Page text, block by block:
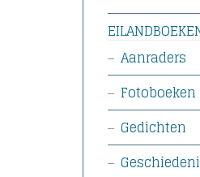
Aanraders
Fotoboeken
Gedichten